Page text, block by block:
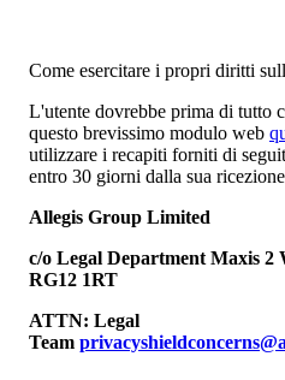
Come esercitare i propri diritti
L'utente dovrebbe prima di tutto
questo brevissimo modulo web
utilizzare i recapiti forniti di
entro 30 giorni dalla sua
Allegis Group Limited
c/o Legal Department Maxis 2
RG12 1RT
ATTN: Legal
Team